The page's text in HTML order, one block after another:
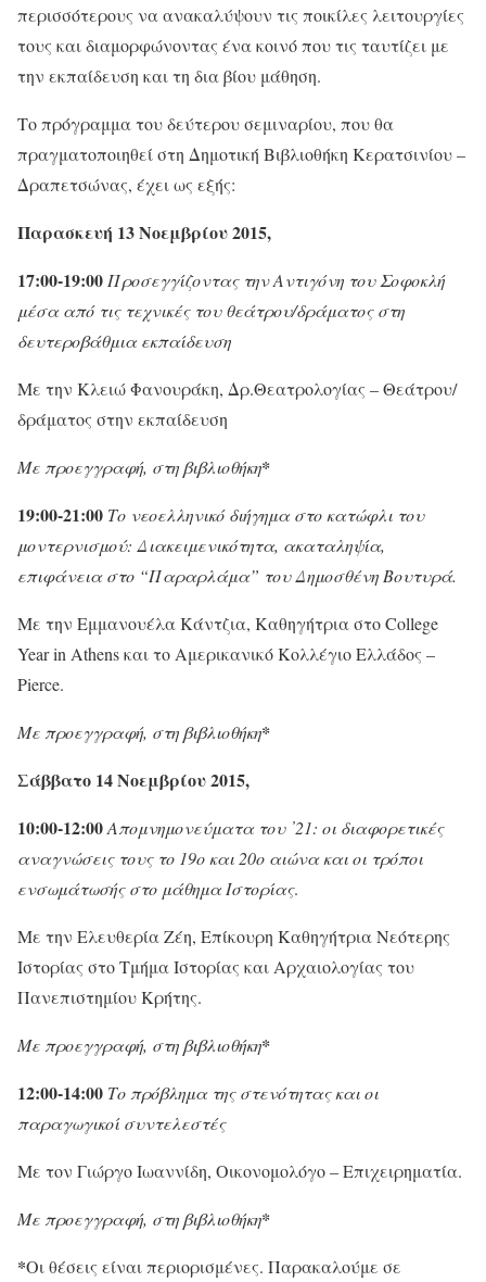
περισσότερους να ανακαλύψουν τις ποικίλες λειτουργίες
τους και διαμορφώνοντας ένα κοινό που τις ταυτίζει με
την εκπαίδευση και τη δια βίου μάθηση.
Το πρόγραμμα του δεύτερου σεμιναρίου, που θα
πραγματοποιηθεί στη Δημοτική Βιβλιοθήκη Κερατσινίου –
Δραπετσώνας, έχει ως εξής:
Παρασκευή 13 Νοεμβρίου 2015,
17:00-19:00 Προσεγγίζοντας την Αντιγόνη του Σοφοκλή
μέσα από τις τεχνικές του θεάτρου/δράματος στη
δευτεροβάθμια εκπαίδευση
Με την Κλειώ Φανουράκη, Δρ.Θεατρολογίας – Θεάτρου/
δράματος στην εκπαίδευση
Με προεγγραφή, στη βιβλιοθήκη*
19:00-21:00 Το νεοελληνικό διήγημα στο κατώφλι του
μοντερνισμού: Διακειμενικότητα, ακαταληψία,
επιφάνεια στο “Παραρλάμα” του Δημοσθένη Βουτυρά.
Με την Εμμανουέλα Κάντζια, Καθηγήτρια στο College
Year in Athens και το Αμερικανικό Κολλέγιο Ελλάδος –
Pierce.
Με προεγγραφή, στη βιβλιοθήκη*
Σάββατο 14 Νοεμβρίου 2015,
10:00-12:00Απομνημονεύματα του ᾽21: οι διαφορετικές
αναγνώσεις τους το 19ο και 20ο αιώνα και οι τρόποι
ενσωμάτωσής στο μάθημα Ιστορίας.
Με την Ελευθερία Ζέη, Επίκουρη Καθηγήτρια Νεότερης
Ιστορίας στο Τμήμα Ιστορίας και Αρχαιολογίας του
Πανεπιστημίου Κρήτης.
Με προεγγραφή, στη βιβλιοθήκη*
12:00-14:00 Το πρόβλημα της στενότητας και οι
παραγωγικοί συντελεστές
Με τον Γιώργο Ιωαννίδη, Οικονομολόγο – Επιχειρηματία.
Με προεγγραφή, στη βιβλιοθήκη*
*Οι θέσεις είναι περιορισμένες. Παρακαλούμε σε